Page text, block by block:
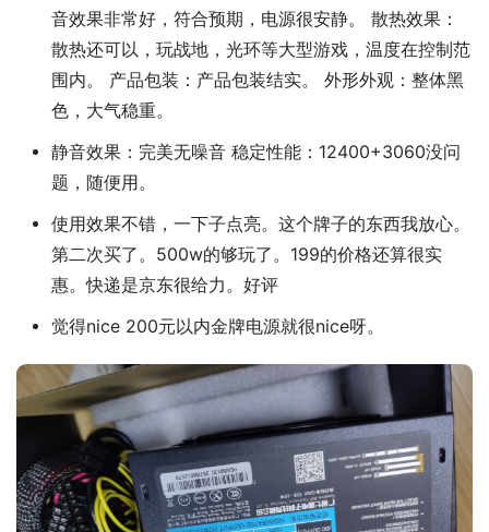
音效果非常好，符合预期，电源很安静。 散热效果：
散热还可以，玩战地，光环等大型游戏，温度在控制范
围内。 产品包装：产品包装结实。 外形外观：整体黑
色，大气稳重。
静音效果：完美无噪音 稳定性能：12400+3060没问
题，随便用。
使用效果不错，一下子点亮。这个牌子的东西我放心。
第二次买了。500w的够玩了。199的价格还算很实
惠。快递是京东很给力。好评
觉得nice 200元以内金牌电源就很nice呀。